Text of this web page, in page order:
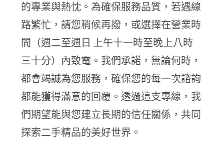
的專業與熱忱。為確保服務品質，若遇線
路繁忙，請您稍候再撥，或選擇在營業時
間（週二至週日 上午十一時至晚上八時
三十分）內致電。我們承諾，無論何時，
都會竭誠為您服務，確保您的每一次諮詢
都能獲得滿意的回覆。透過這支專線，我
們期望能與您建立長期的信任關係，共同
探索二手精品的美好世界。